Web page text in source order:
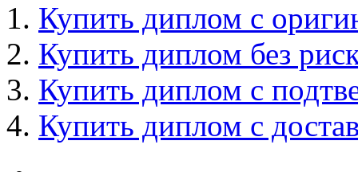
Купить диплом с
Купить диплом без
Купить диплом с
Купить диплом с